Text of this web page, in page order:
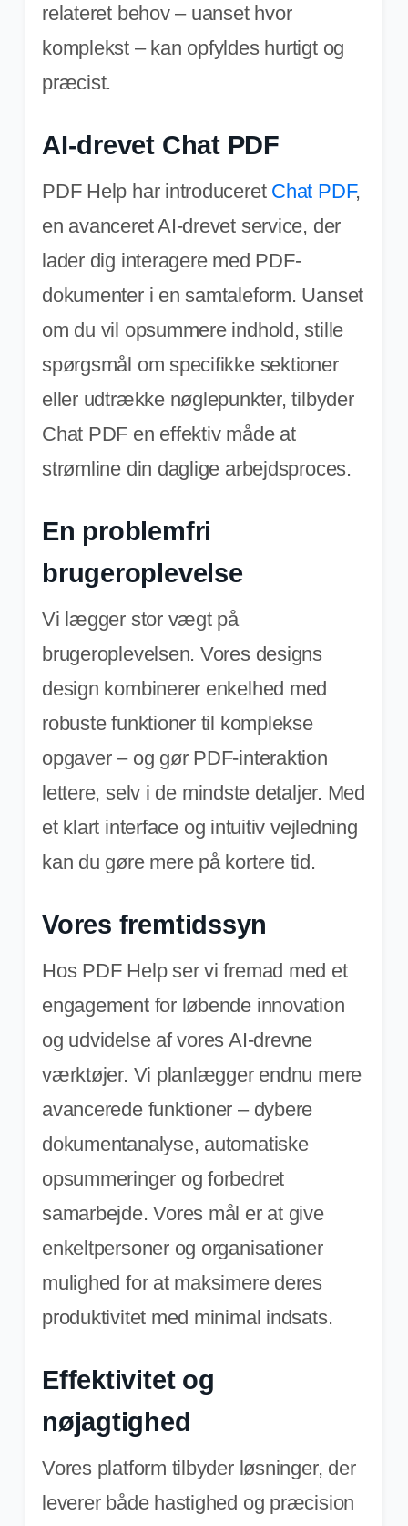
relateret behov – uanset hvor
komplekst – kan opfyldes hurtigt og
præcist.
AI-drevet Chat PDF
PDF Help har introduceret Chat PDF,
en avanceret AI-drevet service, der
lader dig interagere med PDF-
dokumenter i en samtaleform. Uanset
om du vil opsummere indhold, stille
spørgsmål om specifikke sektioner
eller udtrække nøglepunkter, tilbyder
Chat PDF en effektiv måde at
strømline din daglige arbejdsproces.
En problemfri
brugeroplevelse
Vi lægger stor vægt på
brugeroplevelsen. Vores designs
design kombinerer enkelhed med
robuste funktioner til komplekse
opgaver – og gør PDF-interaktion
lettere, selv i de mindste detaljer. Med
et klart interface og intuitiv vejledning
kan du gøre mere på kortere tid.
Vores fremtidssyn
Hos PDF Help ser vi fremad med et
engagement for løbende innovation
og udvidelse af vores AI-drevne
værktøjer. Vi planlægger endnu mere
avancerede funktioner – dybere
dokumentanalyse, automatiske
opsummeringer og forbedret
samarbejde. Vores mål er at give
enkeltpersoner og organisationer
mulighed for at maksimere deres
produktivitet med minimal indsats.
Effektivitet og
nøjagtighed
Vores platform tilbyder løsninger, der
leverer både hastighed og præcision